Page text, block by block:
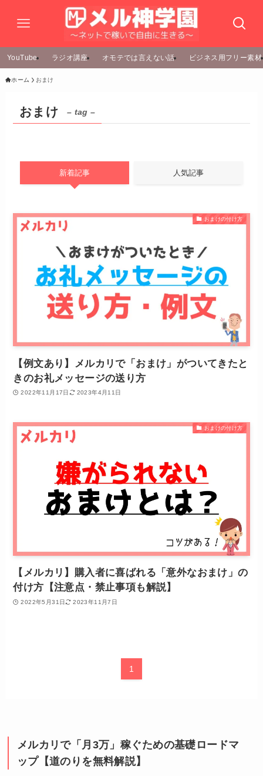
YouTube ラジオ講座 オモテでは言えない話 ビジネス用フリー素材
ホーム おまけ
おまけ – tag –
新着記事 人気記事
おまけの付け方
【例文あり】メルカリで「おまけ」がついてきたと
きのお礼メッセージの送り方
2022年11月17日 2023年4月11日
おまけの付け方
【メルカリ】購入者に喜ばれる「意外なおまけ」の
付け方【注意点・禁止事項も解説】
2022年5月31日 2023年11月7日
1
メルカリで「月3万」稼ぐための基礎ロードマ
ップ【道のりを無料解説】